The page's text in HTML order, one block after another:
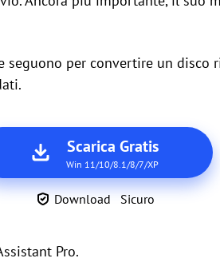
seguono per convertire un
Scarica Gratis
Win 11/10/8.1/8/7/XP
Download Sicuro
Pro.